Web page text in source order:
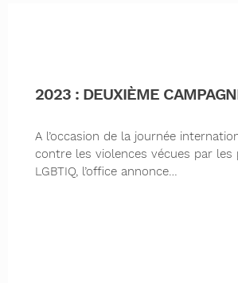
2023 : DEUXIÈME
A l’occasion de la journée
contre les violences vécues par les
LGBTIQ, l’office annonce…